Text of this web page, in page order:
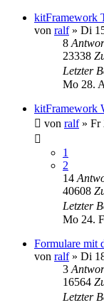
kitFramework
von ralf» Di
8
23338
Letzter
Mo 28.
kitFramework
von ralf» Fr
1
2
14
40608
Letzter
Mo 24.
Formulare mit
von ralf» Di
3
16564
Letzter